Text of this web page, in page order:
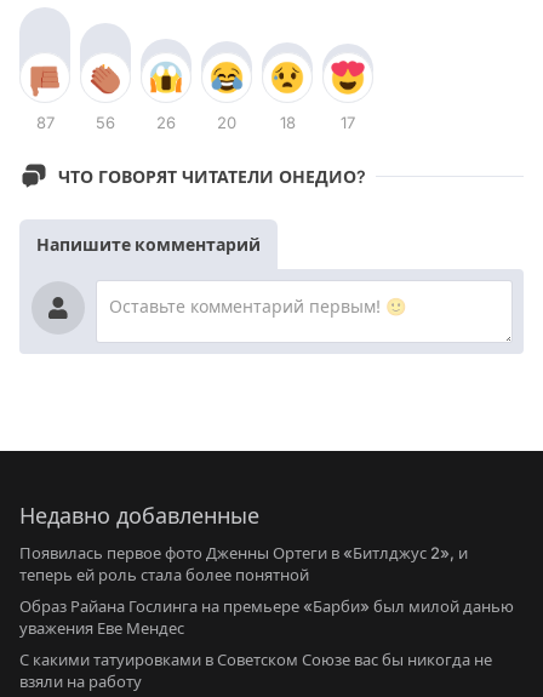
87 56 26 20 18 17
ЧТО ГОВОРЯТ ЧИТАТЕЛИ ОНЕДИО?
Напишите комментарий
Недавно добавленные
Появилась первое фото Дженны Ортеги в «Битлджус 2», и
теперь ей роль стала более понятной
Образ Райана Гослинга на премьере «Барби» был милой данью
уважения Еве Мендес
С какими татуировками в Советском Союзе вас бы никогда не
взяли на работу